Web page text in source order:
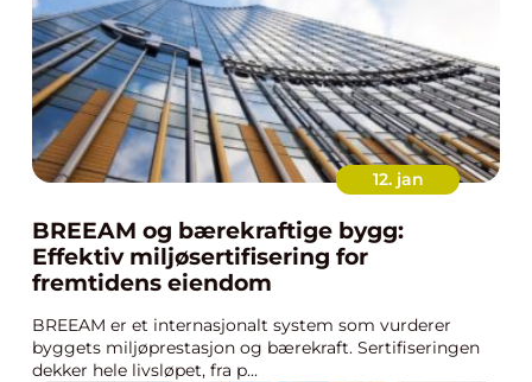
12. jan
BREEAM og bærekraftige bygg:
Effektiv miljøsertifisering for
fremtidens eiendom
BREEAM er et internasjonalt system som vurderer
byggets miljøprestasjon og bærekraft. Sertifiseringen
dekker hele livsløpet, fra p...